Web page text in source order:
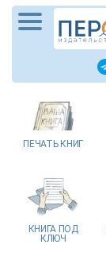
ПЕЧАТЬ КНИГ
КНИГА ПОД
КЛЮЧ